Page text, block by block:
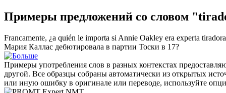
Примеры предложений со словом
Francamente, ¿a quién le importa si Annie Oakley era experta tiradora
Мария Каллас дебютировала в партии Тоски в 17?
Примеры употребления слов в разных контекстах
другой. Все образцы собраны автоматически из открытых
или иную ошибку в оригинале или переводе, используйте